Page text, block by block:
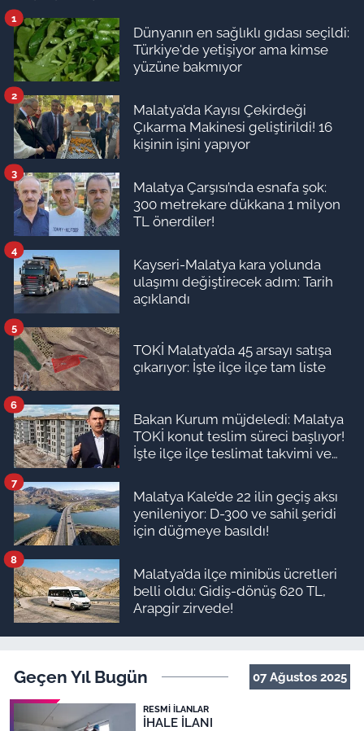
Dünyanın en sağlıklı gıdası seçildi:
Türkiye'de yetişiyor ama kimse
yüzüne bakmıyor
1
Malatya’da Kayısı Çekirdeği
Çıkarma Makinesi geliştirildi! 16
kişinin işini yapıyor
2
Malatya Çarşısı’nda esnafa şok:
300 metrekare dükkana 1 milyon
TL önerdiler!
3
Kayseri-Malatya kara yolunda
ulaşımı değiştirecek adım: Tarih
açıklandı
4
TOKİ Malatya’da 45 arsayı satışa
çıkarıyor: İşte ilçe ilçe tam liste
5
Bakan Kurum müjdeledi: Malatya
TOKİ konut teslim süreci başlıyor!
İşte ilçe ilçe teslimat takvimi ve
6
Malatya Kale’de 22 ilin geçiş aksı
yenileniyor: D-300 ve sahil şeridi
için düğmeye basıldı!
7
Malatya’da ilçe minibüs ücretleri
belli oldu: Gidiş-dönüş 620 TL,
Arapgir zirvede!
8
Geçen Yıl Bugün 07 Ağustos 2025
RESMI İLANLAR
İHALE İLANI